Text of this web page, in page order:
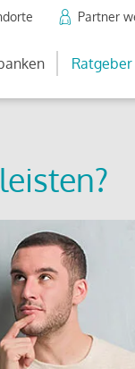
Partner
Ratgeber